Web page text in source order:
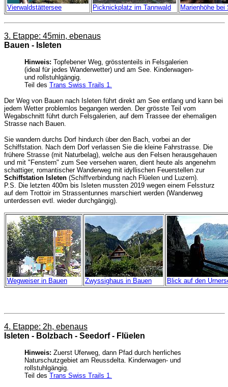
Vierwaldstättersee Picknickplatz im Tannwald Marienhöhe bei
3. Etappe: 45min, ebenaus
Bauen - Isleten
Hinweis: Topfebener Weg, grösstenteils in Felsgalerien
(ideal für jedes Wanderwetter) und am See. Kinderwagen-
und rollstuhlgängig.
Teil des Trans Swiss Trails 1.
Der Weg von Bauen nach Isleten führt direkt am See entlang und kann bei
jedem Wetter problemlos begangen werden. Der grösste Teil vom
Wegabschnitt führt durch Felsgalerien, auf dem Trassee der ehemaligen
Strasse nach Bauen.
Sie wandern durchs Dorf hindurch über den Bach, vorbei an der
Schiffstation. Nach dem Dorf verlassen Sie die kleine Fahrstrasse. Die
frühere Strasse (mit Naturbelag), welche aus den Felsen herausgehauen
und mit "Fenstern" zum See versehen waren, dient heute als angenehm
schattiger, romantischer Wanderweg mit idyllischen Feuerstellen zur
Schiffstation Isleten (Schiffverbindung nach Flüelen und Luzern).
P.S. Die letzten 400m bis Isleten mussten 2019 wegen einem Felssturz
auf dem Trottoir im Strassentunnes marschiert werden (Wanderweg
unterdessen evtl. wieder durchgängig).
Wegweiser in Bauen Zwyssighaus in Bauen Blick auf den
4. Etappe: 2h, ebenaus
Isleten - Bolzbach - Seedorf - Flüelen
Hinweis: Zuerst Uferweg, dann Pfad durch herrliches
Naturschutzgebiet am Reussdelta. Kinderwagen- und
rollstuhlgängig.
Teil des Trans Swiss Trails 1.